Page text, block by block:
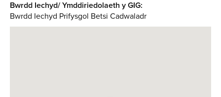
Bwrdd Iechyd/ Ymddiriedolaeth y GIG:
Bwrdd Iechyd Prifysgol Betsi Cadwaladr